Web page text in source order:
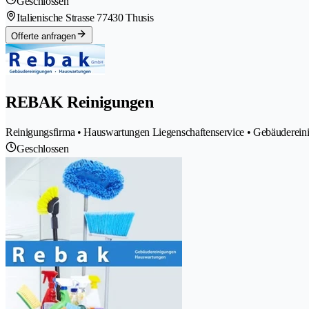
Italienische Strasse 77430 Thusis
Offerte anfragen
REBAK Reinigungen
Reinigungsfirma • Hauswartungen Liegenschaftenservice •
Geschlossen